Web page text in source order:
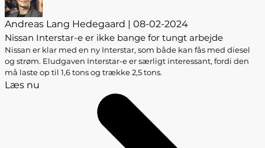
Andreas Lang Hedegaard | 08-02-2024
Nissan Interstar-e er ikke bange for tungt arbejde
Nissan er klar med en ny Interstar, som både kan fås med diesel
og strøm. Eludgaven Interstar-e er særligt interessant, fordi den
må laste op til 1,6 tons og trække 2,5 tons.
Læs nu